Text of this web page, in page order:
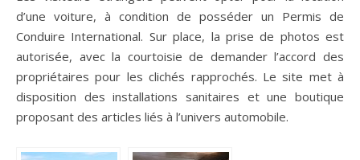
d’une voiture, à condition de posséder un Permis de
Conduire International. Sur place, la prise de photos est
autorisée, avec la courtoisie de demander l’accord des
propriétaires pour les clichés rapprochés. Le site met à
disposition des installations sanitaires et une boutique
proposant des articles liés à l’univers automobile.